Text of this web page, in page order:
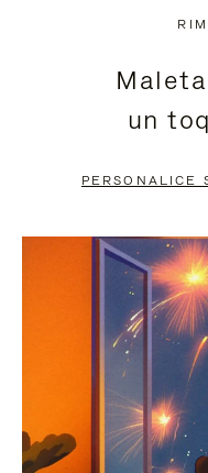
PULSE
PARA
ESTÁ
un
PERSONALICE